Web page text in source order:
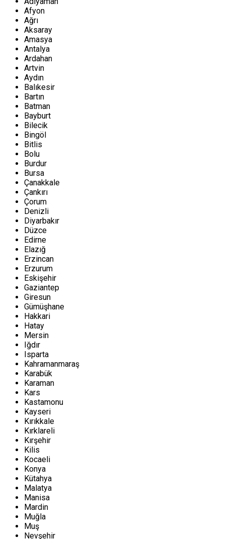
Afyon
Ağrı
Aksaray
Amasya
Antalya
Ardahan
Artvin
Aydın
Balıkesir
Bartın
Batman
Bayburt
Bilecik
Bingöl
Bitlis
Bolu
Burdur
Bursa
Çanakkale
Çankırı
Çorum
Denizli
Diyarbakır
Düzce
Edirne
Elazığ
Erzincan
Erzurum
Eskişehir
Gaziantep
Giresun
Gümüşhane
Hakkari
Hatay
Mersin
Iğdır
Isparta
Kahramanmaraş
Karabük
Karaman
Kars
Kastamonu
Kayseri
Kırıkkale
Kırklareli
Kırşehir
Kilis
Kocaeli
Konya
Kütahya
Malatya
Manisa
Mardin
Muğla
Muş
Nevşehir